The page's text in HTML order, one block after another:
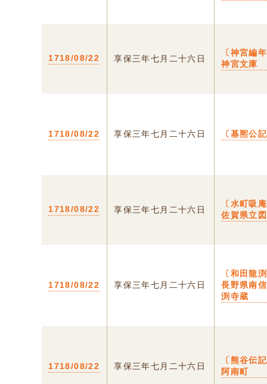
1718/08/22 享保三年七月二十六日
〔神宮編
神宮文庫
1718/08/22 享保三年七月二十六日 〔基熈公
1718/08/22 享保三年七月二十六日
〔水町吸
佐賀県立
1718/08/22 享保三年七月二十六日
〔和田龍
長野県南
渕寺蔵
1718/08/22 享保三年七月二十六日
〔熊谷伝
阿南町